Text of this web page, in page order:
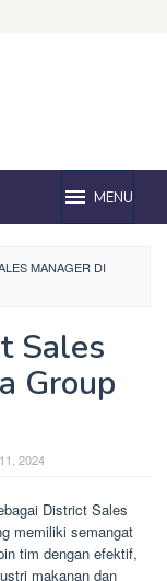
MENU
MANAGER DI
Sales
Group
2024
District Sales
memiliki semangat
tim dengan efektif,
makanan dan